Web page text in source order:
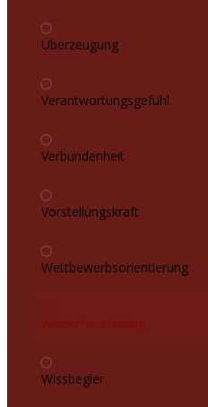
Überzeugung
Verantwortungsgefühl
Verbundenheit
Vorstellungskraft
Wettbewerbsorientierung
Wiederherstellung
Wissbegier